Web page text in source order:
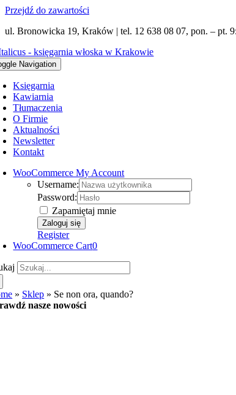
Przejdź do zawartości
ul. Bronowicka 19, Kraków | tel. 12 638 08 07, pon. – pt.
Navigation
Księgarnia
Kawiarnia
Tłumaczenia
O Firmie
Aktualności
Newsletter
Kontakt
WooCommerce My Account
Username:
Password:
Zapamiętaj mnie
Register
WooCommerce Cart0
» Sklep » Se non ora, quando?
nasze nowości